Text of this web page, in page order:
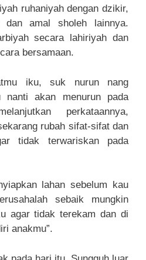
ruhaniyah dengan dzikir,
dan amal sholeh lainnya.
secara lahiriyah dan
bersamaan.
iku, suk nurun nang
nanti akan menurun pada
perkataannya,
rubah sifat-sifat dan
tidak terwariskan pada
lahan sebelum kau
sebaik mungkin
agar tidak terekam dan di
anakmu”.